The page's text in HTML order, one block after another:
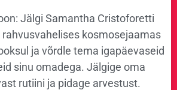
Jälgi Samantha Cristoforetti
kosmosejaamas
ja võrdle tema igapäevaseid
sinu omadega. Jälgige oma
rutiini ja pidage arvestust.